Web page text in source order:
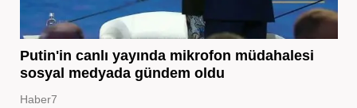
Putin'in canlı yayında mikrofon müdahalesi
sosyal medyada gündem oldu
Haber7